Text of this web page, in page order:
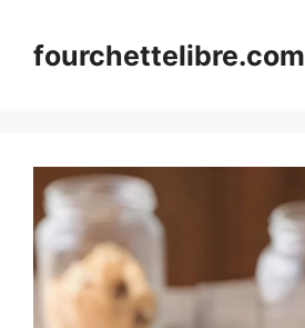
contentfourchettelibre.com